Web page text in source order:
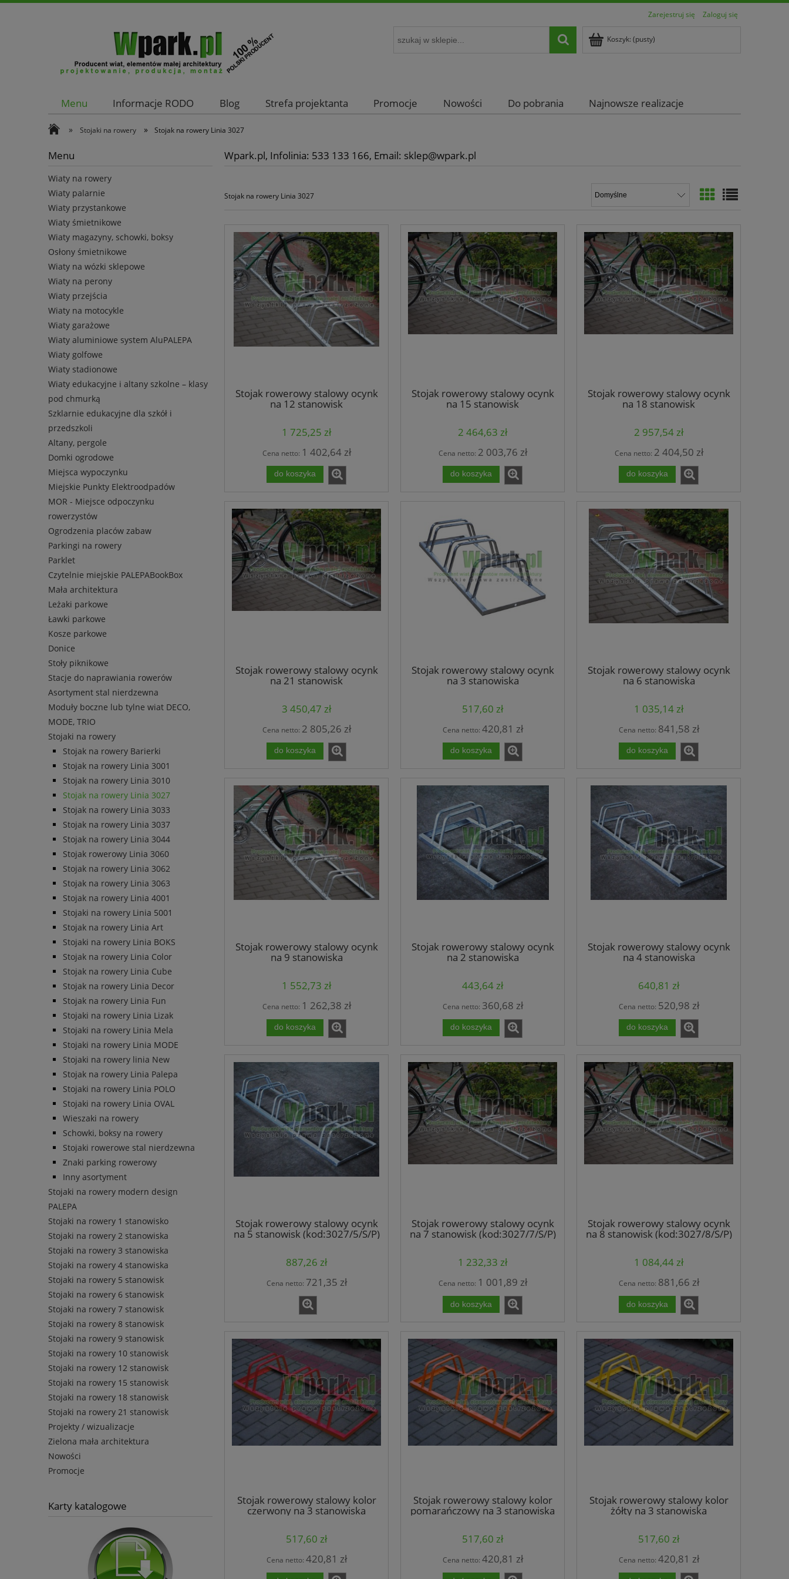
Zarejestruj się Zaloguj się
Koszyk: (pusty)
Menu Informacje RODO Blog Strefa projektanta Promocje Nowości Do pobrania
Najnowsze realizacje
Kontakt
» Stojaki na rowery » Stojak na rowery Linia 3027
Menu
Wiaty na rowery
Wiaty palarnie
Wiaty przystankowe
Wiaty śmietnikowe
Wiaty magazyny, schowki, boksy
Osłony śmietnikowe
Wiaty na wózki sklepowe
Wiaty na perony
Wiaty przejścia
Wiaty na motocykle
Wiaty garażowe
Wiaty aluminiowe system AluPALEPA
Wiaty golfowe
Wiaty stadionowe
Wiaty edukacyjne i altany szkolne – klasy
pod chmurką
Szklarnie edukacyjne dla szkół i
przedszkoli
Altany, pergole
Domki ogrodowe
Miejsca wypoczynku
Miejskie Punkty Elektroodpadów
MOR - Miejsce odpoczynku
rowerzystów
Ogrodzenia placów zabaw
Parkingi na rowery
Parklet
Czytelnie miejskie PALEPABookBox
Mała architektura
Leżaki parkowe
Ławki parkowe
Kosze parkowe
Donice
Stoły piknikowe
Stacje do naprawiania rowerów
Asortyment stal nierdzewna
Moduły boczne lub tylne wiat DECO,
MODE, TRIO
Stojaki na rowery
Stojak na rowery Barierki
Stojak na rowery Linia 3001
Stojak na rowery Linia 3010
Stojak na rowery Linia 3027
Stojak na rowery Linia 3033
Stojak na rowery Linia 3037
Stojak na rowery Linia 3044
Stojak rowerowy Linia 3060
Stojak na rowery Linia 3062
Stojak na rowery Linia 3063
Stojak na rowery Linia 4001
Stojaki na rowery Linia 5001
Stojak na rowery Linia Art
Stojaki na rowery Linia BOKS
Stojak na rowery Linia Color
Stojak na rowery Linia Cube
Stojak na rowery Linia Decor
Stojak na rowery Linia Fun
Stojaki na rowery Linia Lizak
Stojaki na rowery Linia Mela
Stojaki na rowery Linia MODE
Stojaki na rowery linia New
Stojak na rowery Linia Palepa
Stojaki na rowery Linia POLO
Stojaki na rowery Linia OVAL
Wieszaki na rowery
Schowki, boksy na rowery
Stojaki rowerowe stal nierdzewna
Znaki parking rowerowy
Inny asortyment
Stojaki na rowery modern design
PALEPA
Stojaki na rowery 1 stanowisko
Stojaki na rowery 2 stanowiska
Stojaki na rowery 3 stanowiska
Stojaki na rowery 4 stanowiska
Stojaki na rowery 5 stanowisk
Stojaki na rowery 6 stanowisk
Stojaki na rowery 7 stanowisk
Stojaki na rowery 8 stanowisk
Stojaki na rowery 9 stanowisk
Stojaki na rowery 10 stanowisk
Stojaki na rowery 12 stanowisk
Stojaki na rowery 15 stanowisk
Stojaki na rowery 18 stanowisk
Stojaki na rowery 21 stanowisk
Projekty / wizualizacje
Zielona mała architektura
Nowości
Promocje
Karty katalogowe
Wpark.pl, Infolinia: 533 133 166, Email: sklep@wpark.pl
Stojak na rowery Linia 3027
Stojak rowerowy stalowy ocynk
na 12 stanowisk
1 725,25 zł
Cena netto: 1 402,64 zł
do koszyka
Stojak rowerowy stalowy ocynk
na 15 stanowisk
2 464,63 zł
Cena netto: 2 003,76 zł
do koszyka
Stojak rowerowy stalowy ocynk
na 18 stanowisk
2 957,54 zł
Cena netto: 2 404,50 zł
do koszyka
Stojak rowerowy stalowy ocynk
na 21 stanowisk
3 450,47 zł
Cena netto: 2 805,26 zł
do koszyka
Stojak rowerowy stalowy ocynk
na 3 stanowiska
517,60 zł
Cena netto: 420,81 zł
do koszyka
Stojak rowerowy stalowy ocynk
na 6 stanowiska
1 035,14 zł
Cena netto: 841,58 zł
do koszyka
Stojak rowerowy stalowy ocynk
na 9 stanowiska
1 552,73 zł
Cena netto: 1 262,38 zł
do koszyka
Stojak rowerowy stalowy ocynk
na 2 stanowiska
443,64 zł
Cena netto: 360,68 zł
do koszyka
Stojak rowerowy stalowy ocynk
na 4 stanowiska
640,81 zł
Cena netto: 520,98 zł
do koszyka
Stojak rowerowy stalowy ocynk
na 5 stanowisk (kod:3027/5/S/P)
887,26 zł
Cena netto: 721,35 zł
Stojak rowerowy stalowy ocynk
na 7 stanowisk (kod:3027/7/S/P)
1 232,33 zł
Cena netto: 1 001,89 zł
do koszyka
Stojak rowerowy stalowy ocynk
na 8 stanowisk (kod:3027/8/S/P)
1 084,44 zł
Cena netto: 881,66 zł
do koszyka
Stojak rowerowy stalowy kolor
czerwony na 3 stanowiska
517,60 zł
Cena netto: 420,81 zł
Stojak rowerowy stalowy kolor
pomarańczowy na 3 stanowiska
517,60 zł
Cena netto: 420,81 zł
Stojak rowerowy stalowy kolor
żółty na 3 stanowiska
517,60 zł
Cena netto: 420,81 zł